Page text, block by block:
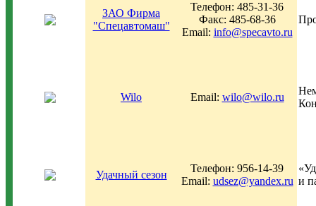
ЗАО Фирма
"Спецавтомаш"
Телефон: 485-31-36
Факс: 485-68-36
Email: info@specavto.ru
Wilo Email: wilo@wilo.ru
Удачный сезон
Телефон: 956-14-39
Email: udsez@yandex.ru и